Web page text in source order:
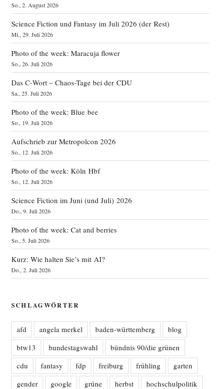
So., 2. August 2026
Science Fiction und Fantasy im Juli 2026 (der Rest)
Mi., 29. Juli 2026
Photo of the week: Maracuja flower
So., 26. Juli 2026
Das C‑Wort – Chaos-Tage bei der CDU
Sa., 25. Juli 2026
Photo of the week: Blue bee
So., 19. Juli 2026
Aufschrieb zur Metropolcon 2026
So., 12. Juli 2026
Photo of the week: Köln Hbf
So., 12. Juli 2026
Science Fiction im Juni (und Juli) 2026
Do., 9. Juli 2026
Photo of the week: Cat and berries
So., 5. Juli 2026
Kurz: Wie halten Sie’s mit AI?
Do., 2. Juli 2026
SCHLAGWÖRTER
afd angela merkel baden-württemberg
blog
btw13
bundestagswahl
bündnis 90/die grünen
cdu
fantasy fdp freiburg frühling
garten
gender
google grüne herbst
hochschulpolitik